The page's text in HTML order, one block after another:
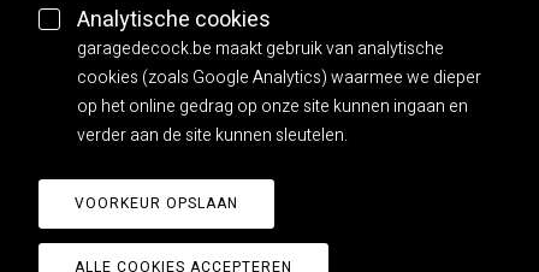
Facebook
Algemene voorwaarden
Privacy policy
website by , brand strategists
Analytische cookies
garagedecock.be maakt gebruik van analytische
cookies (zoals Google Analytics) waarmee we dieper
op het online gedrag op onze site kunnen ingaan en
verder aan de site kunnen sleutelen.
VOORKEUR OPSLAAN
ALLE COOKIES ACCEPTEREN